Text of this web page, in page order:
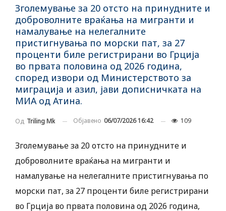
Зголемување за 20 отсто на принудните и
доброволните враќања на мигранти и
намалување на нелегалните
пристигнувања по морски пат, за 27
проценти биле регистрирани во Грција
во првата половина од 2026 година,
според извори од Министерството за
миграција и азил, јави дописничката на
МИА од Атина.
Од Triling Mk Објавено 06/07/2026 16:42 109
Зголемување за 20 отсто на принудните и
доброволните враќања на мигранти и
намалување на нелегалните пристигнувања по
морски пат, за 27 проценти биле регистрирани
во Грција во првата половина од 2026 година,